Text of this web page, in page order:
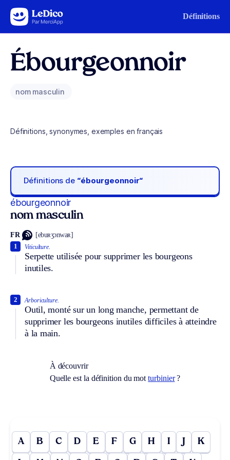
Aller au contenu Définitions
Ébourgeonnoir
nom masculin
Définitions, synonymes, exemples en français
Définitions de “ébourgeonnoir“
ébourgeonnoir
nom masculin
FR [ebuʀʒɔnwaʀ]
Viticulture.
Serpette utilisée pour supprimer les bourgeons
inutiles.
1
Arboriculture.
Outil, monté sur un long manche, permettant de
supprimer les bourgeons inutiles difficiles à atteindre
à la main.
2
À découvrir
Quelle est la définition du motturbinier?
A B C D E F G H I J K